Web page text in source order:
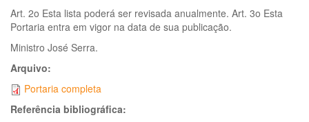
Art. 2o Esta lista poderá ser revisada anualmente. Art. 3o Esta
Portaria entra em vigor na data de sua publicação.
Ministro José Serra.
Arquivo:
Portaria completa
Referência bibliográfica: